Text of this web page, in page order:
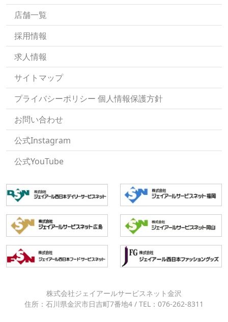
店舗一覧
採用情報
求人情報
サイトマップ
プライバシーポリシー 個人情報保護方針
お問い合わせ
公式Instagram
公式YouTube
株式会社ジェイアールサービスネット金沢
住所：石川県金沢市日吉町7番地4 / TEL：076-262-8311